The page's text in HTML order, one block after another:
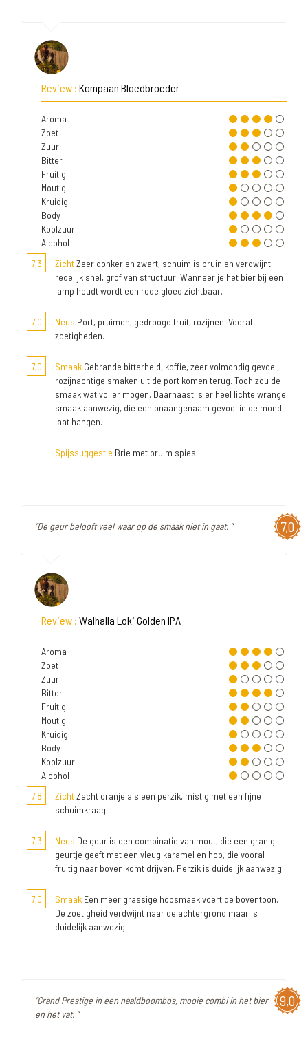
Review : Kompaan Bloedbroeder
Aroma
Zoet
Zuur
Bitter
Fruitig
Moutig
Kruidig
Body
Koolzuur
Alcohol
7,3
ZichtZeer donker en zwart, schuim is bruin en verdwijnt
redelijk snel, grof van structuur. Wanneer je het bier bij een
lamp houdt wordt een rode gloed zichtbaar.
7,0 Neus Port, pruimen, gedroogd fruit, rozijnen. Vooral
zoetigheden.
7,0 Smaak Gebrande bitterheid, koffie, zeer volmondig gevoel,
rozijnachtige smaken uit de port komen terug. Toch zou de
smaak wat voller mogen. Daarnaast is er heel lichte wrange
smaak aanwezig, die een onaangenaam gevoel in de mond
laat hangen.
Spijssuggestie Brie met pruim spies.
7,0
"De geur belooft veel waar op de smaak niet in gaat. "
Review : Walhalla Loki Golden IPA
Aroma
Zoet
Zuur
Bitter
Fruitig
Moutig
Kruidig
Body
Koolzuur
Alcohol
7,8
ZichtZacht oranje als een perzik, mistig met een fijne
schuimkraag.
7,3 Neus De geur is een combinatie van mout, die een granig
geurtje geeft met een vleug karamel en hop, die vooral
fruitig naar boven komt drijven. Perzik is duidelijk aanwezig.
7,0 Smaak Een meer grassige hopsmaak voert de boventoon.
De zoetigheid verdwijnt naar de achtergrond maar is
duidelijk aanwezig.
9,0
"Grand Prestige in een naaldboombos, mooie combi in het bier
en het vat. "